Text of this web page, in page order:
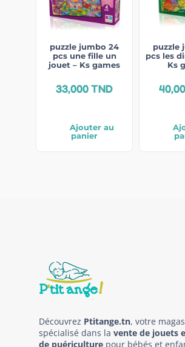
puzzle jumbo 24
pcs une fille un
jouet – Ks games
33,000TND
Ajouter au
panier
puzzle
pcs les
Ks
Découvrez Ptitange.tn, votre
spécialisé dans la vente de jouets
de puériculture pour bébés et